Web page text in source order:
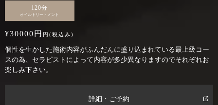
120分
オイルトリートメント
¥30000円 円(税込み)
個性を生かした施術内容がふんだんに盛り込まれている最上級コー
スの為、セラピストによって内容が多少異なりますのでそれぞれお
楽しみ下さい。
詳細・ご予約